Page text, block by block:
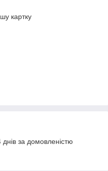
картку
за домовленістю